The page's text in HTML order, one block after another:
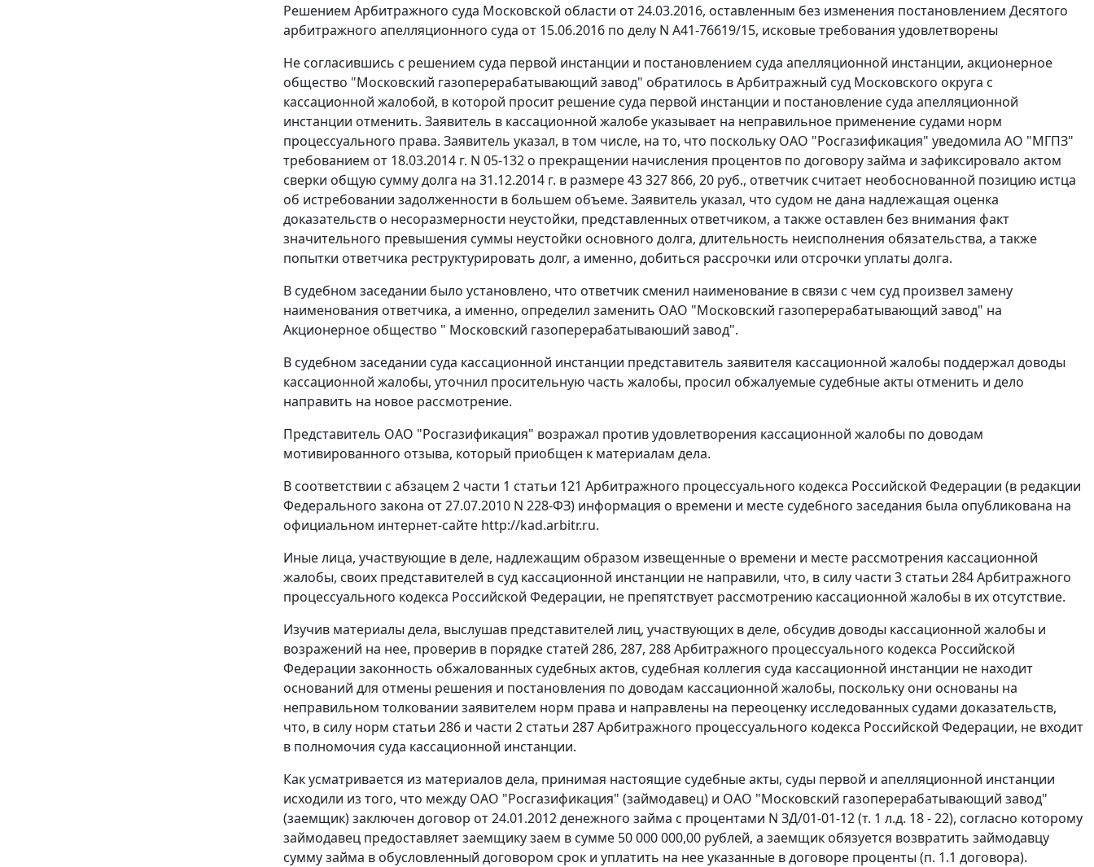
Решением Арбитражного суда Московской области от 24.03.2016, оставленным без изменения постановлением Десятого
арбитражного апелляционного суда от 15.06.2016 по делу N А41-76619/15, исковые требования удовлетворены
Не согласившись с решением суда первой инстанции и постановлением суда апелляционной инстанции, акционерное
общество "Московский газоперерабатывающий завод" обратилось в Арбитражный суд Московского округа с
кассационной жалобой, в которой просит решение суда первой инстанции и постановление суда апелляционной
инстанции отменить. Заявитель в кассационной жалобе указывает на неправильное применение судами норм
процессуального права. Заявитель указал, в том числе, на то, что поскольку ОАО "Росгазификация" уведомила АО "МГПЗ"
требованием от 18.03.2014 г. N 05-132 о прекращении начисления процентов по договору займа и зафиксировало актом
сверки общую сумму долга на 31.12.2014 г. в размере 43 327 866, 20 руб., ответчик считает необоснованной позицию истца
об истребовании задолженности в большем объеме. Заявитель указал, что судом не дана надлежащая оценка
доказательств о несоразмерности неустойки, представленных ответчиком, а также оставлен без внимания факт
значительного превышения суммы неустойки основного долга, длительность неисполнения обязательства, а также
попытки ответчика реструктурировать долг, а именно, добиться рассрочки или отсрочки уплаты долга.
В судебном заседании было установлено, что ответчик сменил наименование в связи с чем суд произвел замену
наименования ответчика, а именно, определил заменить ОАО "Московский газоперерабатывающий завод" на
Акционерное общество " Московский газоперерабатываюший завод".
В судебном заседании суда кассационной инстанции представитель заявителя кассационной жалобы поддержал доводы
кассационной жалобы, уточнил просительную часть жалобы, просил обжалуемые судебные акты отменить и дело
направить на новое рассмотрение.
Представитель ОАО "Росгазификация" возражал против удовлетворения кассационной жалобы по доводам
мотивированного отзыва, который приобщен к материалам дела.
В соответствии с абзацем 2 части 1 статьи 121 Арбитражного процессуального кодекса Российской Федерации (в редакции
Федерального закона от 27.07.2010 N 228-ФЗ) информация о времени и месте судебного заседания была опубликована на
официальном интернет-сайте http://kad.arbitr.ru.
Иные лица, участвующие в деле, надлежащим образом извещенные о времени и месте рассмотрения кассационной
жалобы, своих представителей в суд кассационной инстанции не направили, что, в силу части 3 статьи 284 Арбитражного
процессуального кодекса Российской Федерации, не препятствует рассмотрению кассационной жалобы в их отсутствие.
Изучив материалы дела, выслушав представителей лиц, участвующих в деле, обсудив доводы кассационной жалобы и
возражений на нее, проверив в порядке статей 286, 287, 288 Арбитражного процессуального кодекса Российской
Федерации законность обжалованных судебных актов, судебная коллегия суда кассационной инстанции не находит
оснований для отмены решения и постановления по доводам кассационной жалобы, поскольку они основаны на
неправильном толковании заявителем норм права и направлены на переоценку исследованных судами доказательств,
что, в силу норм статьи 286 и части 2 статьи 287 Арбитражного процессуального кодекса Российской Федерации, не входит
в полномочия суда кассационной инстанции.
Как усматривается из материалов дела, принимая настоящие судебные акты, суды первой и апелляционной инстанции
исходили из того, что между ОАО "Росгазификация" (займодавец) и ОАО "Московский газоперерабатывающий завод"
(заемщик) заключен договор от 24.01.2012 денежного займа с процентами N ЗД/01-01-12 (т. 1 л.д. 18 - 22), согласно которому
займодавец предоставляет заемщику заем в сумме 50 000 000,00 рублей, а заемщик обязуется возвратить займодавцу
сумму займа в обусловленный договором срок и уплатить на нее указанные в договоре проценты (п. 1.1 договора).